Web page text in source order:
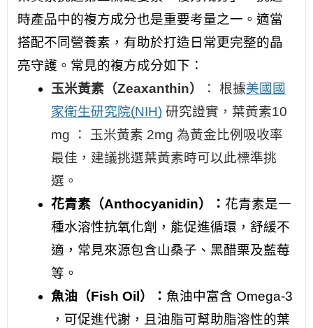
時產品中的複方成分也是重要考量之一。適當
搭配不同營養素，有助於打造日常更完整的晶
亮守護。常見的複方成分如下：
玉米黃素（Zeaxanthin）
： 根據美國國
家衛生研究院(NIH) 研究證實，葉黃素10
mg ： 玉米黃素 2mg 為黃金比例吸收率
最佳，建議挑選葉黃素時可以此標準挑
選。
花青素（Anthocyanidin）： 花青素是一
種水溶性抗氧化劑，能促進循環，舒緩不
適，常見來源包含山桑子、黑醋栗及藍莓
等。
魚油（Fish Oil）： 魚油中富含 Omega-3
，可促進代謝，且油脂可幫助脂溶性的葉